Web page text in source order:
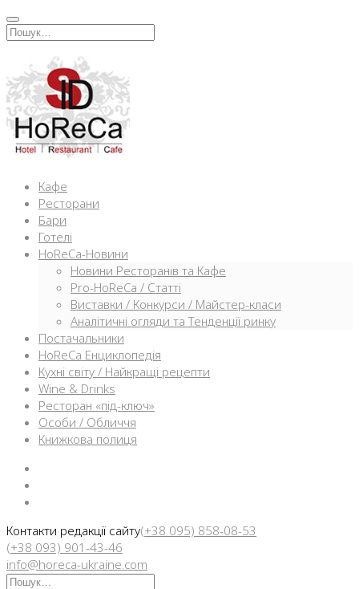
Перейти
кИскать:
Кафе
Ресторани
Бари
Готелі
HoReCa-Новини
Новини Ресторанів та Кафе
Pro-HoReCa / Статті
Виставки / Конкурси / Майстер-класи
Аналітичні огляди та Тенденції ринку
Постачальники
HoReCa Енциклопедія
Кухні світу / Найкращі рецепти
Wine & Drinks
Ресторан «під-ключ»
Особи / Обличчя
Книжкова полиця
Контакти редакції сайту(+38 095) 858-08-53
(+38 093) 901-43-46
info@horeca-ukraine.com
Искать: